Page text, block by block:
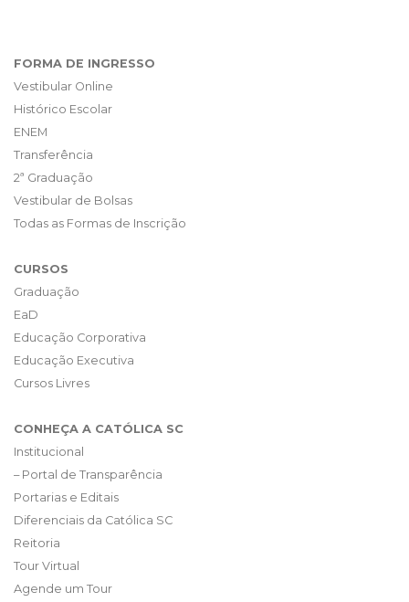
FORMA DE INGRESSO
Vestibular Online
Histórico Escolar
ENEM
Transferência
2ª Graduação
Vestibular de Bolsas
Todas as Formas de Inscrição
CURSOS
Graduação
EaD
Educação Corporativa
Educação Executiva
Cursos Livres
CONHEÇA A CATÓLICA SC
Institucional
– Portal de Transparência
Portarias e Editais
Diferenciais da Católica SC
Reitoria
Tour Virtual
Agende um Tour